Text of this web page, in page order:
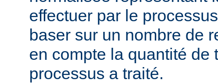
effectuer par le
baser sur un nombre de
en compte la quantité de
processus a traité.